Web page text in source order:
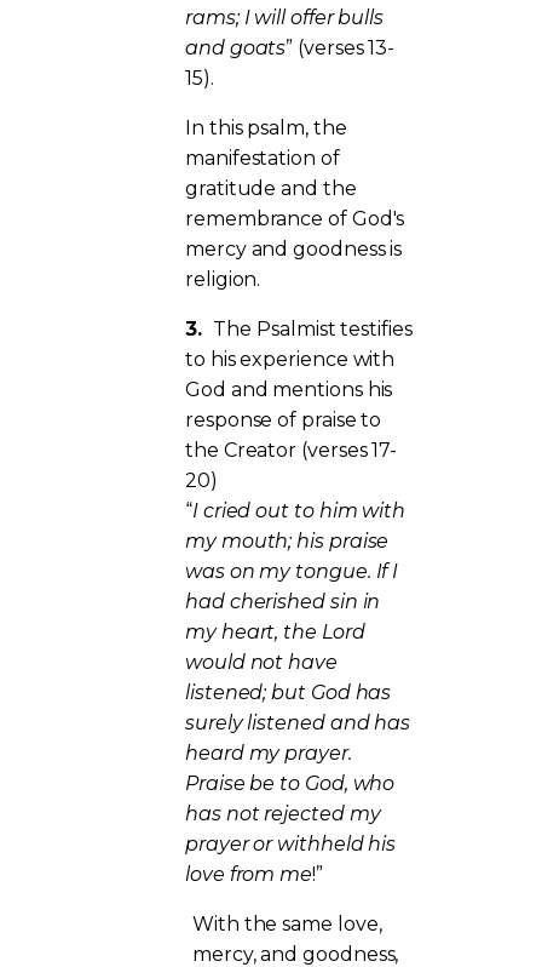
rams; I will offer bulls
and goats” (verses 13-
15).
In this psalm, the
manifestation of
gratitude and the
remembrance of God's
mercy and goodness is
religion.
3. The Psalmist testifies
to his experience with
God and mentions his
response of praise to
the Creator (verses 17-
20)
“I cried out to him with
my mouth; his praise
was on my tongue. If I
had cherished sin in
my heart, the Lord
would not have
listened; but God has
surely listened and has
heard my prayer.
Praise be to God, who
has not rejected my
prayer or withheld his
love from me!”
With the same love,
mercy, and goodness,